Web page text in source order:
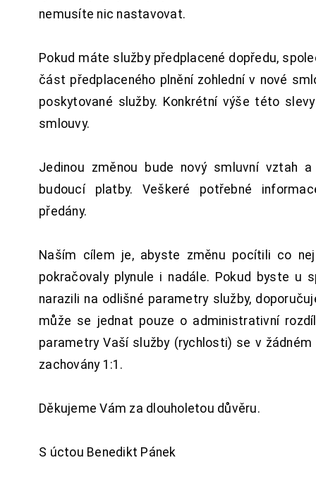
nemusíte nic nastavovat.
Pokud máte služby předplacené dopředu,
část předplaceného plnění zohlední v nové
poskytované služby. Konkrétní výše této
smlouvy.
Jedinou změnou bude nový smluvní vztah
budoucí platby. Veškeré potřebné
předány.
Naším cílem je, abyste změnu pocítili co
pokračovaly plynule i nadále. Pokud byste u
narazili na odlišné parametry služby,
může se jednat pouze o administrativní
parametry Vaší služby (rychlosti) se v
zachovány 1:1.
Děkujeme Vám za dlouholetou důvěru.
S úctou Benedikt Pánek